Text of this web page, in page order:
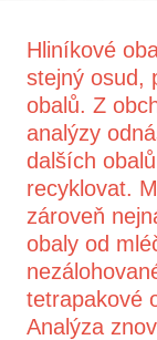
Hliníkové
stejný osud,
obalů. Z
analýzy
dalších
recyklovat.
zároveň
obaly od
tetrapakové
Analýza